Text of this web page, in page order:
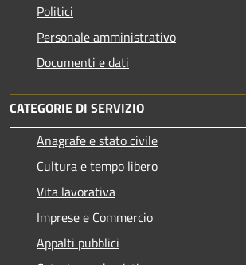
Politici
Personale amministrativo
Documenti e dati
CATEGORIE DI SERVIZIO
Anagrafe e stato civile
Cultura e tempo libero
Vita lavorativa
Imprese e Commercio
Appalti pubblici